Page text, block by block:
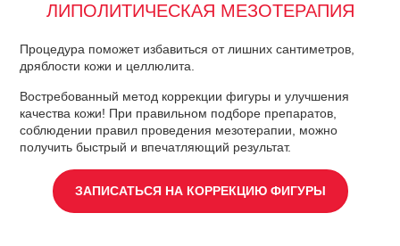
ЛИПОЛИТИЧЕСКАЯ МЕЗОТЕРАПИЯ
Процедура поможет избавиться от лишних сантиметров,
дряблости кожи и целлюлита.
Востребованный метод коррекции фигуры и улучшения
качества кожи! При правильном подборе препаратов,
соблюдении правил проведения мезотерапии, можно
получить быстрый и впечатляющий результат.
ЗАПИСАТЬСЯ НА КОРРЕКЦИЮ ФИГУРЫ